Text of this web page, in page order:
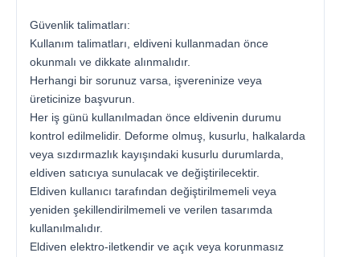
Güvenlik talimatları:
Kullanım talimatları, eldiveni kullanmadan önce
okunmalı ve dikkate alınmalıdır.
Herhangi bir sorunuz varsa, işvereninize veya
üreticinize başvurun.
Her iş günü kullanılmadan önce eldivenin durumu
kontrol edilmelidir. Deforme olmuş, kusurlu, halkalarda
veya sızdırmazlık kayışındaki kusurlu durumlarda,
eldiven satıcıya sunulacak ve değiştirilecektir.
Eldiven kullanıcı tarafından değiştirilmemeli veya
yeniden şekillendirilmemeli ve verilen tasarımda
kullanılmalıdır.
Eldiven elektro-iletkendir ve açık veya korunmasız